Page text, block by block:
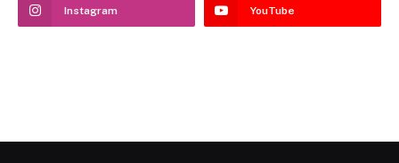
Instagram YouTube